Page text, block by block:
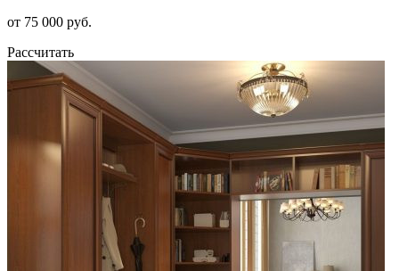
от 75 000 руб.
Рассчитать